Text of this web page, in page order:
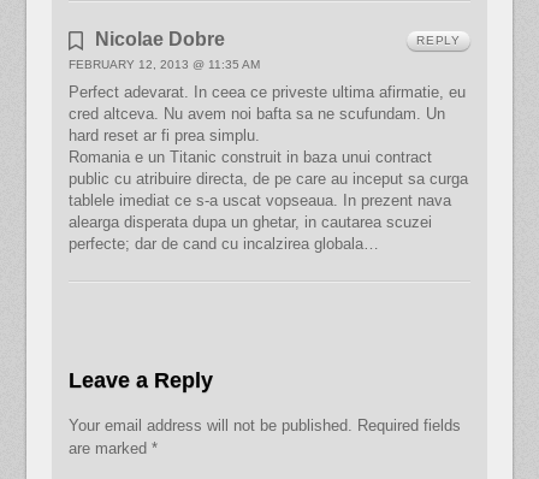
Nicolae Dobre
FEBRUARY 12, 2013 @ 11:35 AM
Perfect adevarat. In ceea ce priveste ultima afirmatie, eu
cred altceva. Nu avem noi bafta sa ne scufundam. Un
hard reset ar fi prea simplu.
Romania e un Titanic construit in baza unui contract
public cu atribuire directa, de pe care au inceput sa curga
tablele imediat ce s-a uscat vopseaua. In prezent nava
alearga disperata dupa un ghetar, in cautarea scuzei
perfecte; dar de cand cu incalzirea globala…
REPLY
Leave a Reply
Your email address will not be published.
Required fields
are marked*